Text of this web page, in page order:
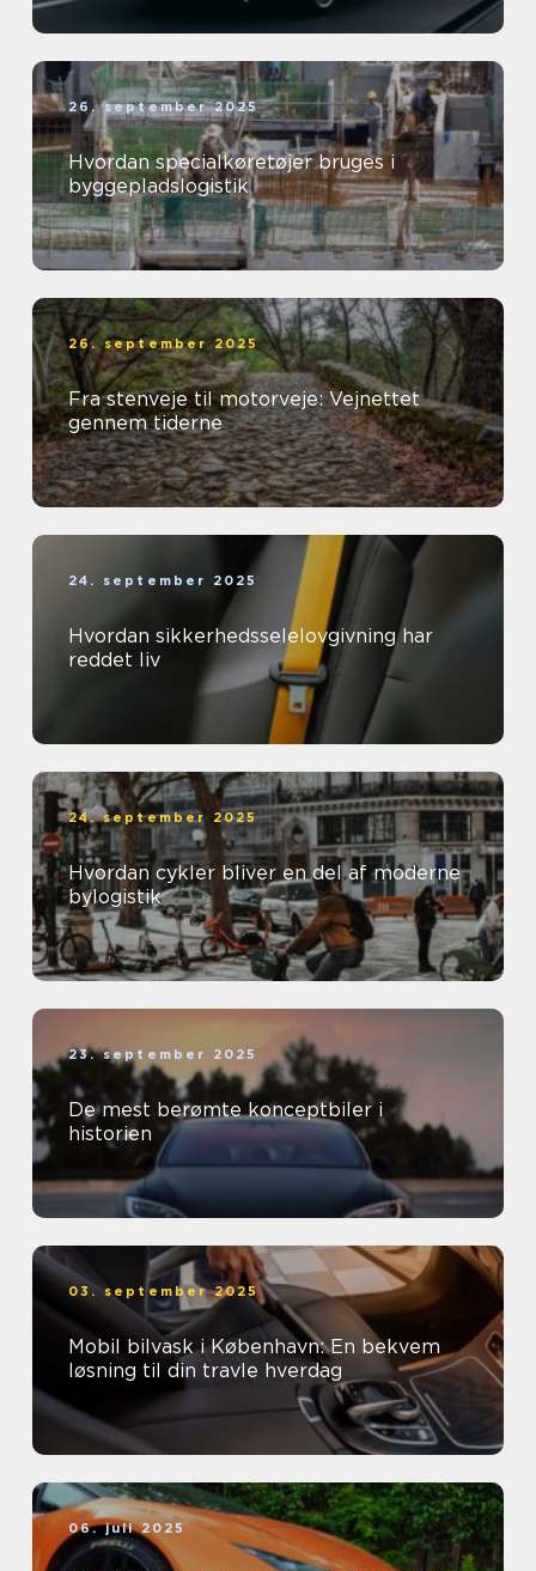
26. september 2025
Hvordan specialkøretøjer bruges i
byggepladslogistik
26. september 2025
Fra stenveje til motorveje: Vejnettet
gennem tiderne
24. september 2025
Hvordan sikkerhedsselelovgivning har
reddet liv
24. september 2025
Hvordan cykler bliver en del af moderne
bylogistik
23. september 2025
De mest berømte konceptbiler i
historien
03. september 2025
Mobil bilvask i København: En bekvem
løsning til din travle hverdag
06. juli 2025